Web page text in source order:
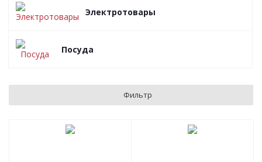
Электротовары
Посуда
Фильтр